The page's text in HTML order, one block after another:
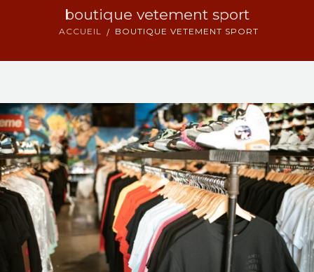
ACTUALITÉS
NOS ACTIONS
CONTACT
boutique vetement sport
ACCUEIL BOUTIQUE VETEMENT SPORT